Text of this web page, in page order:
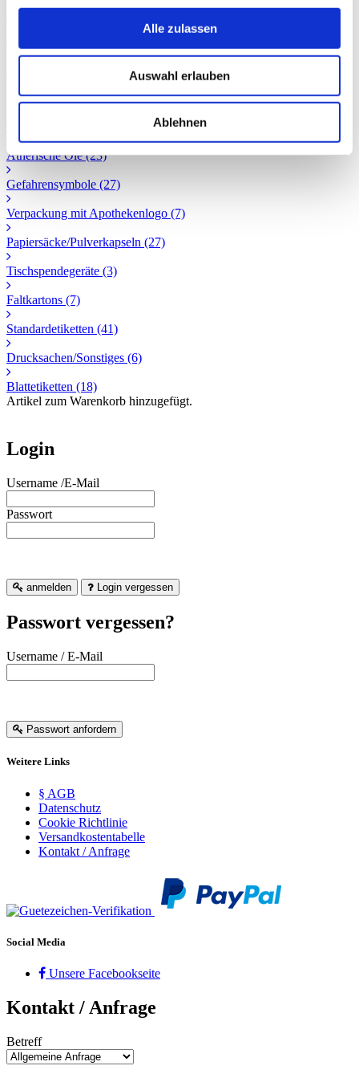
Alle zulassen
Auswahl erlauben
Ablehnen
Alle(287)
(20)
Teeverpackung 4lagig(21)
Ätherische Öle(23)
Gefahrensymbole (27)
Verpackung mit Apothekenlogo (7)
Papiersäcke/Pulverkapseln (27)
Tischspendegeräte (3)
Faltkartons (7)
Standardetiketten (41)
Drucksachen/Sonstiges (6)
Blattetiketten (18)
Artikel zum Warenkorb hinzugefügt.
Login
Username /E-Mail
Passwort
anmelden Login vergessen
Passwort vergessen?
Username / E-Mail
Passwort anfordern
Weitere Links
§ AGB
Datenschutz
Cookie Richtlinie
Versandkostentabelle
Kontakt / Anfrage
Social Media
Unsere Facebookseite
Kontakt / Anfrage
Betreff